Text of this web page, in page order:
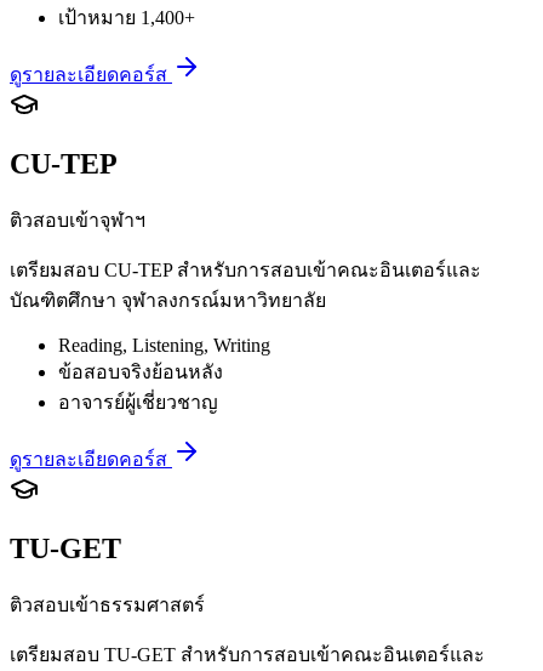
เป้าหมาย 1,400+
ดูรายละเอียดคอร์ส
CU-TEP
ติวสอบเข้าจุฬาฯ
เตรียมสอบ CU-TEP สำหรับการสอบเข้าคณะอินเตอร์และ
บัณฑิตศึกษา จุฬาลงกรณ์มหาวิทยาลัย
Reading, Listening, Writing
ข้อสอบจริงย้อนหลัง
อาจารย์ผู้เชี่ยวชาญ
ดูรายละเอียดคอร์ส
TU-GET
ติวสอบเข้าธรรมศาสตร์
เตรียมสอบ TU-GET สำหรับการสอบเข้าคณะอินเตอร์และ